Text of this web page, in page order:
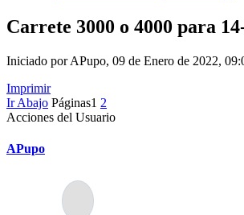
Carrete 3000 o 4000 para
Iniciado por APupo, 09 de Enero de 2022,
Imprimir
Ir Abajo Páginas1 2
Acciones del Usuario
APupo